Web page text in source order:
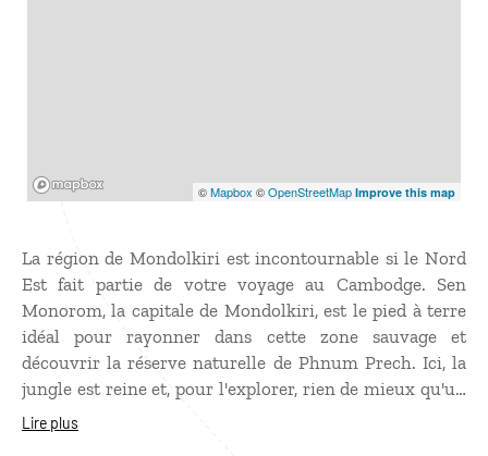
©Mapbox ©OpenStreetMap Improve this map
La région de Mondolkiri est incontournable si le Nord
Est fait partie de votre voyage au Cambodge. Sen
Monorom, la capitale de Mondolkiri, est le pied à terre
idéal pour rayonner dans cette zone sauvage et
découvrir la réserve naturelle de Phnum Prech. Ici, la
jungle est reine et, pour l'explorer, rien de mieux qu'un
petit trek... à dos d'éléphant ! On ne sait jamais, si vous
Lire plus